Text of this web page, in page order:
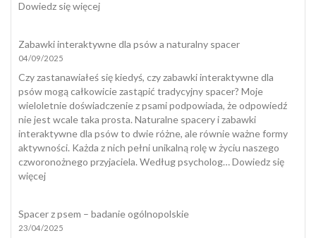
Dowiedz się więcej:
psa
dlaczego
pies
zjada
odchody
i
jak
skutecznie
Zabawki interaktywne dla psów a naturalny spacer
04/09/2025
Czy zastanawiałeś się kiedyś, czy zabawki interaktywne dla
psów mogą całkowicie zastąpić tradycyjny spacer? Moje
wieloletnie doświadczenie z psami podpowiada, że odpowiedź
nie jest wcale taka prosta. Naturalne spacery i zabawki
interaktywne dla psów to dwie różne, ale równie ważne formy
aktywności. Każda z nich pełni unikalną rolę w życiu naszego
czworonożnego przyjaciela. Według psycholog…Dowiedz się
więcej:
dla
psów
Spacer z psem – badanie ogólnopolskie
23/04/2025